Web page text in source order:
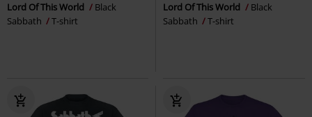
Lord Of This World
Black
Sabbath
T-shirt
Lord Of This World
Black
Sabbath
T-shirt